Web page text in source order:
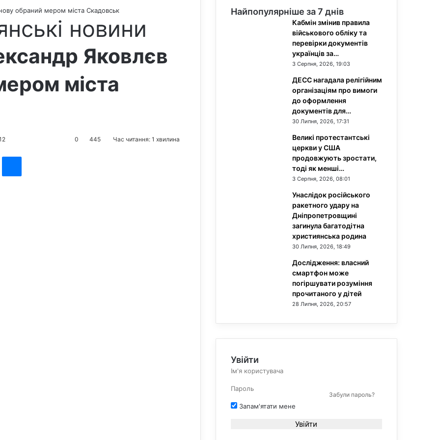
обраний мером міста Скадовськ
новини
Яковлєв
міста
0 445 Час читання: 1 хвилина
Найпопулярніше за 7 днів
Кабмін змінив правила
військового обліку та
перевірки документів
українців за…
3 Серпня, 2026, 19:03
ДЕСС нагадала релігійним
організаціям про вимоги
до оформлення
документів для…
30 Липня, 2026, 17:31
Великі протестантські
церкви у США
продовжують зростати,
тоді як менші…
3 Серпня, 2026, 08:01
Унаслідок російського
ракетного удару на
Дніпропетровщині
загинула багатодітна
християнська родина
30 Липня, 2026, 18:49
Дослідження: власний
смартфон може
погіршувати розуміння
прочитаного у дітей
28 Липня, 2026, 20:57
Увійти
Забули пароль?
Запам'ятати мене
Увійти